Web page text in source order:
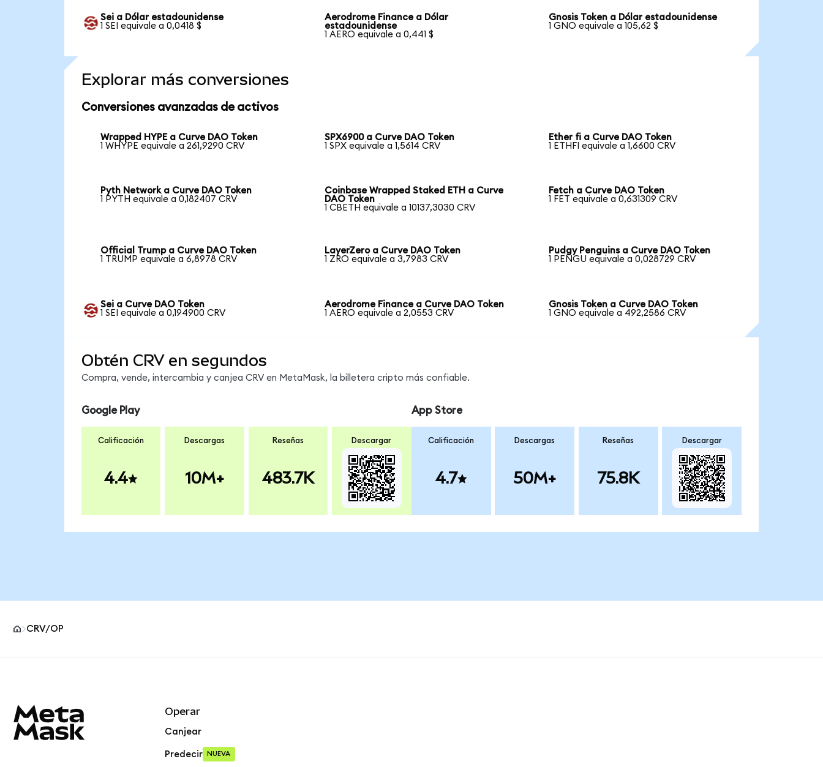
Sei a Dólar estadounidense
1 SEI equivale a 0,0418 $
Aerodrome Finance a Dólar
estadounidense
1 AERO equivale a 0,441 $
Gnosis Token a Dólar estadounidense
1 GNO equivale a 105,62 $
Explorar más conversiones
Conversiones avanzadas de activos
Wrapped HYPE a Curve DAO Token
1 WHYPE equivale a 261,9290 CRV
SPX6900 a Curve DAO Token
1 SPX equivale a 1,5614 CRV
Ether fi a Curve DAO Token
1 ETHFI equivale a 1,6600 CRV
Pyth Network a Curve DAO Token
1 PYTH equivale a 0,182407 CRV
Coinbase Wrapped Staked ETH a Curve
DAO Token
1 CBETH equivale a 10137,3030 CRV
Fetch a Curve DAO Token
1 FET equivale a 0,631309 CRV
Official Trump a Curve DAO Token
1 TRUMP equivale a 6,8978 CRV
LayerZero a Curve DAO Token
1 ZRO equivale a 3,7983 CRV
Pudgy Penguins a Curve DAO Token
1 PENGU equivale a 0,028729 CRV
Sei a Curve DAO Token
1 SEI equivale a 0,194900 CRV
Aerodrome Finance a Curve DAO Token
1 AERO equivale a 2,0553 CRV
Gnosis Token a Curve DAO Token
1 GNO equivale a 492,2586 CRV
Obtén CRV en segundos
Compra, vende, intercambia y canjea CRV en MetaMask, la billetera cripto más confiable.
Google Play
Calificación
4.4
Descargas
10M+
Reseñas
483.7K
Descargar
App Store
Calificación
4.7
Descargas
50M+
Reseñas
75.8K
Descargar
CRV/OP
Operar
Canjear
Predecir NUEVA